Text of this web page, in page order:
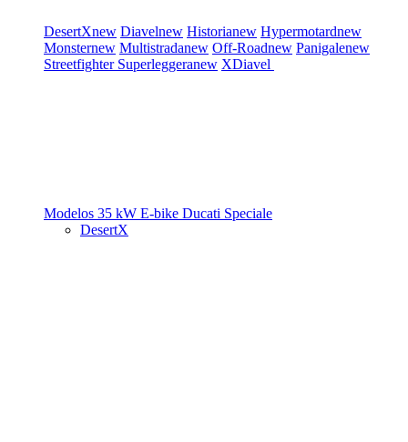
DesertXnew Diavelnew Historianew Hypermotardnew
Monsternew Multistradanew Off-Roadnew Panigalenew
Streetfighter Superleggeranew XDiavel
Modelos 35 kW E-bike Ducati Speciale
DesertX